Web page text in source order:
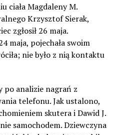
ciała Magdaleny M.
Krzysztof Sierak,
zgłosił 26 maja.
maja, pojechała swoim
nie było z nią kontaktu
po analizie nagrań z
telefonu. Jak ustalono,
skutera i Dawid J.
samochodem. Dziewczyna